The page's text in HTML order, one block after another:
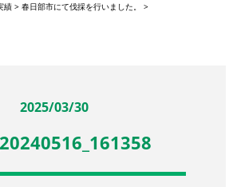
績> 春日部市にて伐採を行いました。
>
2025/03/30